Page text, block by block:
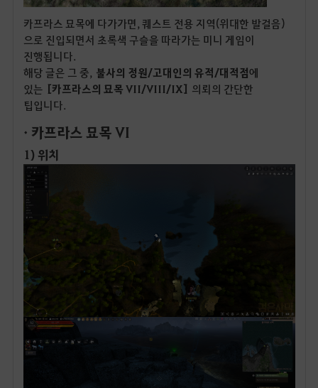
카프라스 묘목에 다가가면, 퀘스트 전용 지역(위대한 발걸음)
으로 진입되면서 초록색 구슬을 따라가는 미니 게임이
진행됩니다.
해당 글은 그 중, 불사의 정원/고대인의 유적/대적점에
있는 [카프라스의 묘목 VII/VIII/IX] 의뢰의 간단한
팁입니다.
· 카프라스 묘목 VI
1) 위치